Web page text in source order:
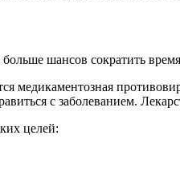
шансов сократить
медикаментозная
с заболеванием.
целей: